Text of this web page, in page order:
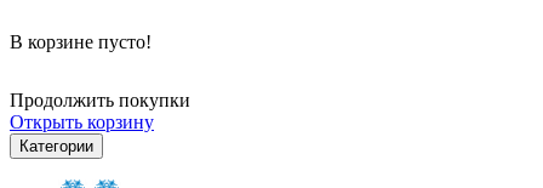
В корзине пусто!
Продолжить покупки
Открыть корзину
Категории